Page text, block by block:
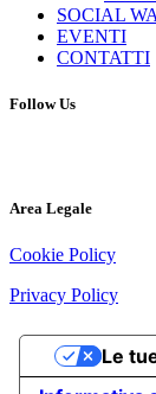
SOCIAL
EVENTI
CONTATTI
Follow Us
Area Legale
Cookie Policy
Privacy Policy
Le